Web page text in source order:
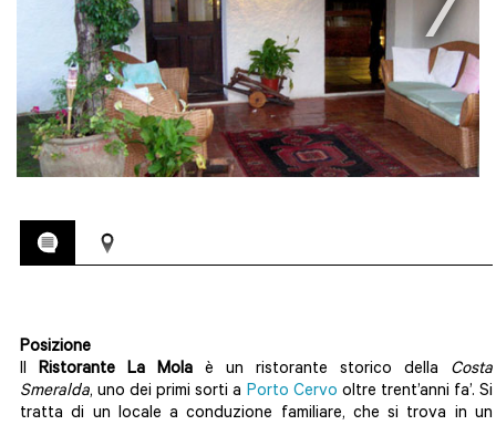
Posizione
ll Ristorante La Mola è un ristorante storico della Costa
Smeralda, uno dei primi sorti a Porto Cervo oltre trent’anni fa’. Si
tratta di un locale a conduzione familiare, che si trova in un